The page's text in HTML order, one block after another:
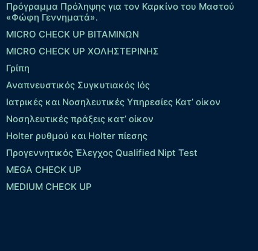
Πρόγραμμα Πρόληψης για τον Καρκίνο του Μαστού
«Φώφη Γεννηματά».
MICRO CHECK UP ΒΙΤΑΜΙΝΩΝ
MICRO CHECK UP ΧΟΛΗΣΤΕΡΙΝΗΣ
Γρίπη
Αναπνευστικός Συγκυτιακός Ιός
Ιατρικές και Νοσηλευτικές Υπηρεσίες Κατ’ οίκον
Νοσηλευτικές πράξεις κατ’ οίκον
Holter ρυθμού και Holter πίεσης
Προγεννητικός Έλεγχος Qualified Nipt Test
MEGA CHECK UP
MEDIUM CHECK UP